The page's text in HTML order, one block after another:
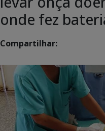
onde fez
Compartilhar: